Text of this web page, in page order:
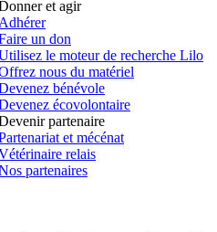
et agir
Adhérer
un don
le moteur de recherche Lilo
nous du matériel
bénévole
écovolontaire
partenaire
et mécénat
relais
partenaires